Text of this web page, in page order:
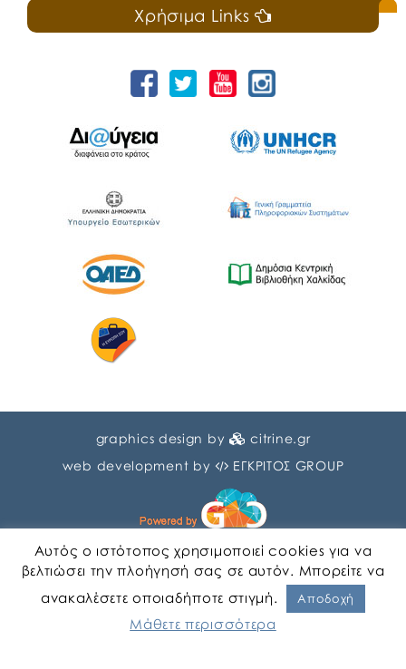
Χρήσιμα Links
graphics design by
citrine.gr
web development by
ΕΓΚΡΙΤΟΣ GROUP
Αυτός ο ιστότοπος χρησιμοποιεί cookies για να
βελτιώσει την πλοήγησή σας σε αυτόν. Μπορείτε να
ανακαλέσετε οποιαδήποτε στιγμή.
Αποδοχή
Μάθετε περισσότερα
Αγγλικα Ελληνικα